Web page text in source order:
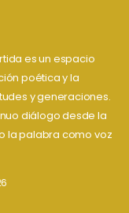
es un espacio
poética y la
y generaciones.
diálogo desde la
la palabra como voz